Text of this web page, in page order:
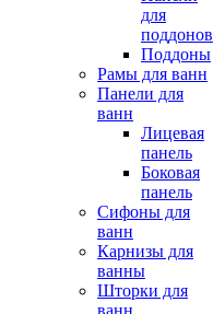
для
поддонов
Поддоны
Рамы для ванн
Панели для
ванн
Лицевая
панель
Боковая
панель
Сифоны для
ванн
Карнизы для
ванны
Шторки для
ванн